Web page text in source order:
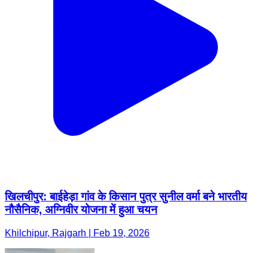
खिलचीपुर: बाईहेड़ा गांव के किसान पुत्र सुनील वर्मा बने भारतीय
नौसैनिक, अग्निवीर योजना में हुआ चयन
Khilchipur, Rajgarh | Feb 19, 2026